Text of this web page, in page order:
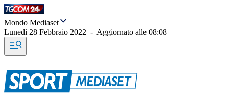
Mondo Mediaset
Lunedì 28 Febbraio 2022 - Aggiornato alle 08:08